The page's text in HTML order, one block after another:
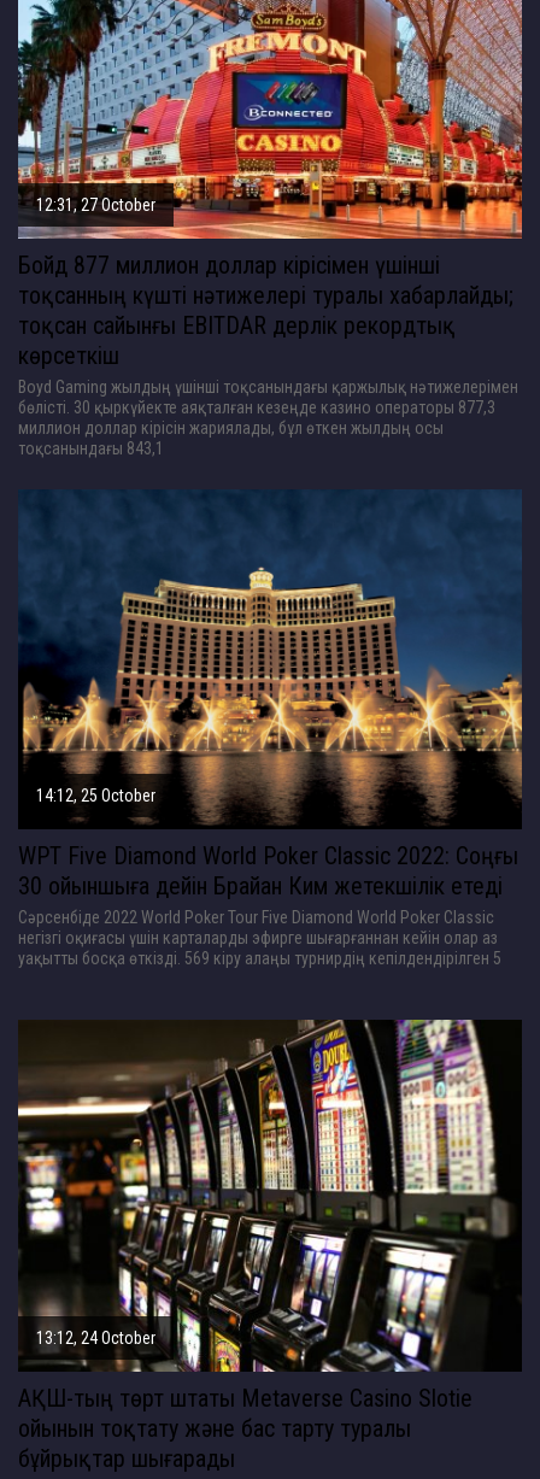
12:31, 27 October
Бойд 877 миллион доллар кірісімен үшінші
тоқсанның күшті нәтижелері туралы хабарлайды;
тоқсан сайынғы EBITDAR дерлік рекордтық
көрсеткіш
Boyd Gaming жылдың үшінші тоқсанындағы қаржылық нәтижелерімен
бөлісті. 30 қыркүйекте аяқталған кезеңде казино операторы 877,3
миллион доллар кірісін жариялады, бұл өткен жылдың осы
тоқсанындағы 843,1
14:12, 25 October
WPT Five Diamond World Poker Classic 2022: Соңғы
30 ойыншыға дейін Брайан Ким жетекшілік етеді
Сәрсенбіде 2022 World Poker Tour Five Diamond World Poker Classic
негізгі оқиғасы үшін карталарды эфирге шығарғаннан кейін олар аз
уақытты босқа өткізді. 569 кіру алаңы турнирдің кепілдендірілген 5
13:12, 24 October
АҚШ-тың төрт штаты Metaverse Casino Slotie
ойынын тоқтату және бас тарту туралы
бұйрықтар шығарады